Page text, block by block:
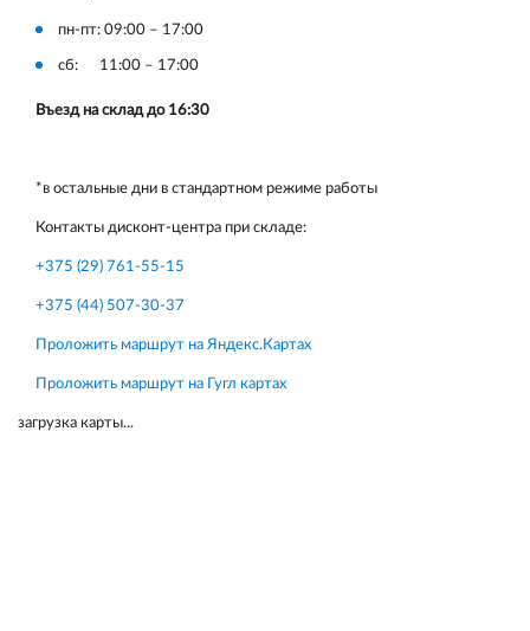
пн-пт: 09:00 – 17:00
сб: 11:00 – 17:00
Въезд на склад до 16:30
*в остальные дни в стандартном режиме работы
Контакты дисконт-центра при складе:
+375 (29) 761-55-15
+375 (44) 507-30-37
Проложить маршрут на Яндекс.Картах
Проложить маршрут на Гугл картах
загрузка карты...